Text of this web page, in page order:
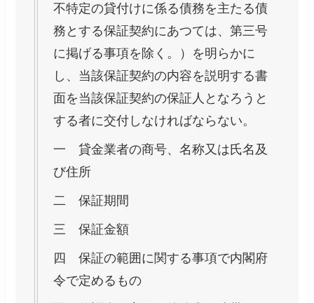
不特定の貸付けに係る債務を主たる債
務とする保証契約にあつては、第三号
に掲げる事項を除く。）を明らかに
し、当該保証契約の内容を説明する書
面を当該保証契約の保証人となろうと
する者に交付しなければならない。
一 貸金業者の商号、名称又は氏名及
び住所
二 保証期間
三 保証金額
四 保証の範囲に関する事項で内閣府
令で定めるもの